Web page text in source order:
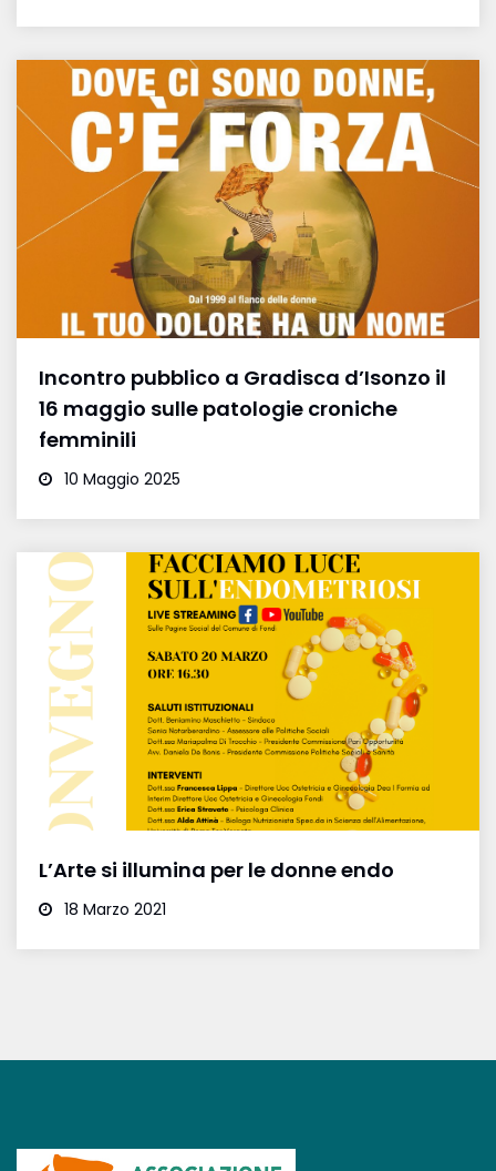
Incontro pubblico a Gradisca d’Isonzo il
16 maggio sulle patologie croniche
femminili
10 Maggio 2025
L’Arte si illumina per le donne endo
18 Marzo 2021